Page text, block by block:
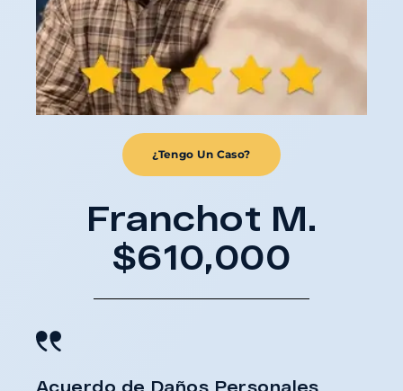
¿Tengo Un Caso?
Franchot M.
$610,000
Acuerdo de Daños Personales